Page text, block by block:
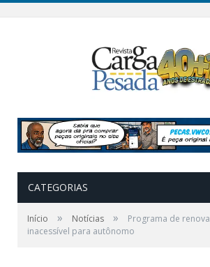
CATEGORIAS
Início » Notícias »
Programa de
inacessível para autônomo